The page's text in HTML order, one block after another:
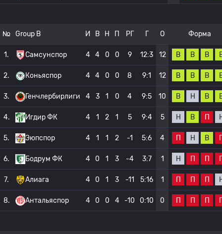
№ Group B И В Н П РГ Г О Форма
1. Самсунспор 4 4 0 0 9 12:3 12 В В В
2. Коньяспор 4 4 0 0 8 9:1 12 В В В
3. Генчлербирлиги 4 3 1 0 4 9:5 10 В Н В
4. Игдир ФК 4 1 2 1 5 9:4 5 Н В П
5. Эюпспор 4 1 1 2 -1 5:6 4 П Н В
6. Бодрум ФК 4 0 1 3 -4 3:7 1 Н П П
7. Алиага 4 0 1 3 -11 5:16 1 П П П
8. Антальяспор 4 0 0 4 -10 0:10 0 П П П